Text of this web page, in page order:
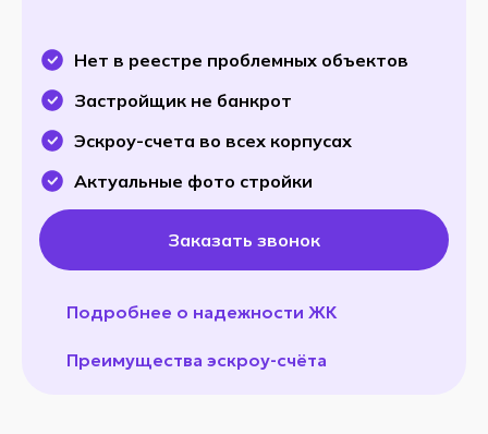
Нет в реестре проблемных объектов
Застройщик не банкрот
Эскроу-счета во всех корпусах
Актуальные фото стройки
Заказать звонок
Подробнее о надежности ЖК
Преимущества эскроу-счёта